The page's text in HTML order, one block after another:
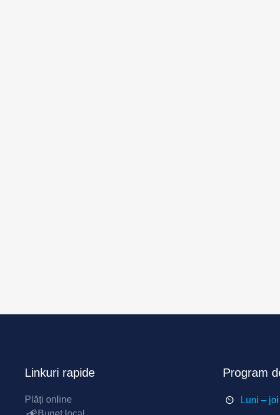
Linkuri rapide
Plăți online
Program
Luni –